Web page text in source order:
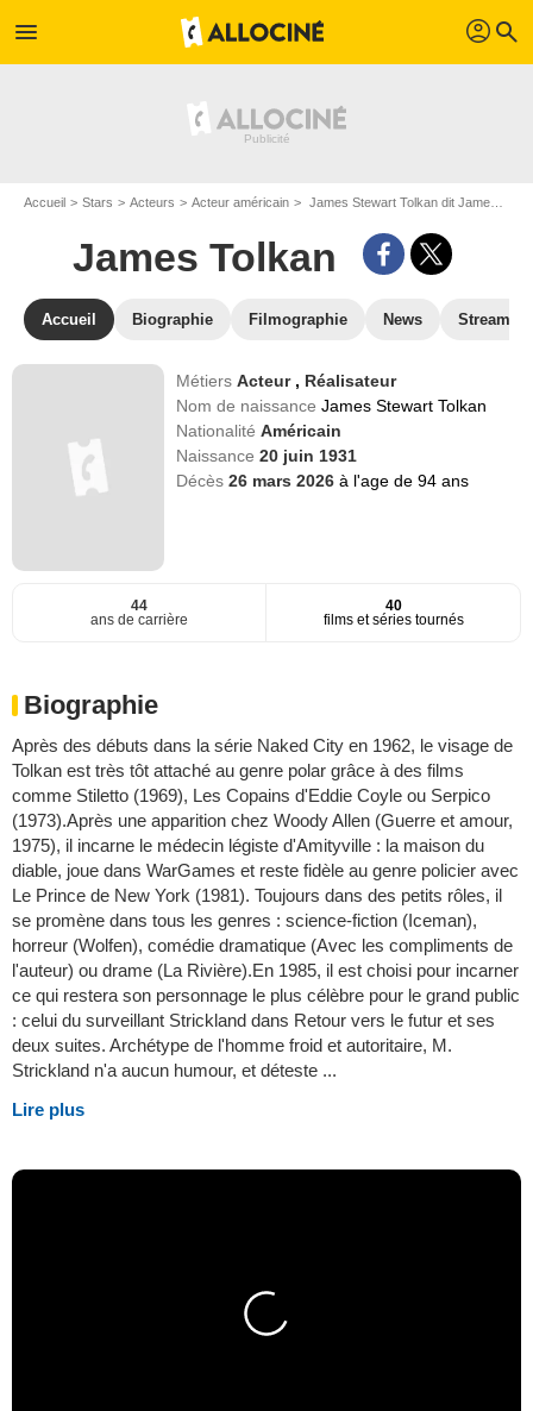
menu profil search
Accueil Stars Acteurs Acteur américain James Stewart Tolkan dit James Tolkan
James Tolkan
Accueil Biographie Filmographie News Streaming
MétiersActeur , Réalisateur
Nom de naissanceJames Stewart Tolkan
NationalitéAméricain
Naissance20 juin 1931
Décès26 mars 2026à l'age de 94 ans
44
ans de carrière
40
films et séries tournés
Biographie
Après des débuts dans la série Naked City en 1962, le visage de
Tolkan est très tôt attaché au genre polar grâce à des films
comme Stiletto (1969), Les Copains d'Eddie Coyle ou Serpico
(1973).Après une apparition chez Woody Allen (Guerre et amour,
1975), il incarne le médecin légiste d'Amityville : la maison du
diable, joue dans WarGames et reste fidèle au genre policier avec
Le Prince de New York (1981). Toujours dans des petits rôles, il
se promène dans tous les genres : science-fiction (Iceman),
horreur (Wolfen), comédie dramatique (Avec les compliments de
l'auteur) ou drame (La Rivière).En 1985, il est choisi pour incarner
ce qui restera son personnage le plus célèbre pour le grand public
: celui du surveillant Strickland dans Retour vers le futur et ses
deux suites. Archétype de l'homme froid et autoritaire, M.
Strickland n'a aucun humour, et déteste ...
Lire plus